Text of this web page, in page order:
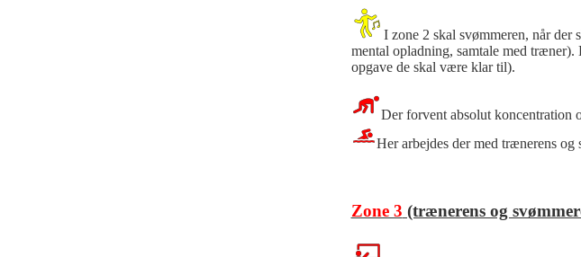
I zone 2 skal svømmeren, når
mental opladning, samtale med
opgave de skal være klar til).
Der forvent absolut koncentration
Her arbejdes der med trænerens
Zone 3 (trænerens og